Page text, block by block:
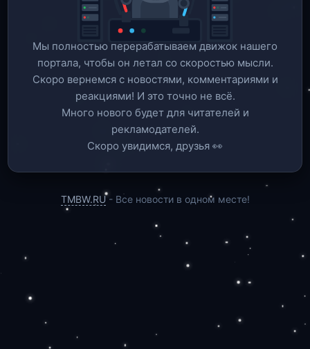
Мы полностью перерабатываем движок нашего
портала, чтобы он летал со скоростью мысли.
Скоро вернемся c новостями, комментариями и
реакциями! И это точно не всё.
Много нового будет для читателей и
рекламодателей.
Скоро увидимся, друзья 👀
TMBW.RU- Все новости в одном месте!